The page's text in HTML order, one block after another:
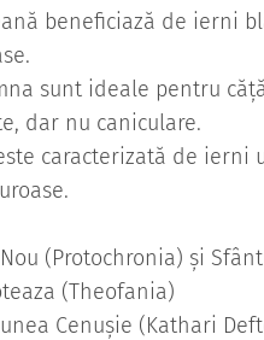
beneficiază de ierni
sunt ideale pentru
dar nu caniculare.
caracterizată de ierni
(Protochronia) și
(Theofania)
Cenușie (Kathari